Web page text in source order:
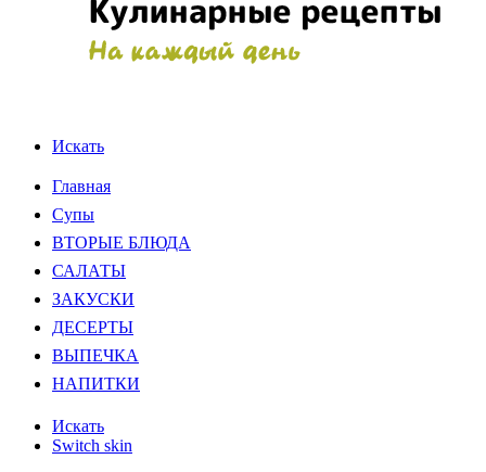
Искать
Главная
Супы
ВТОРЫЕ БЛЮДА
САЛАТЫ
ЗАКУСКИ
ДЕСЕРТЫ
ВЫПЕЧКА
НАПИТКИ
Искать
Switch skin